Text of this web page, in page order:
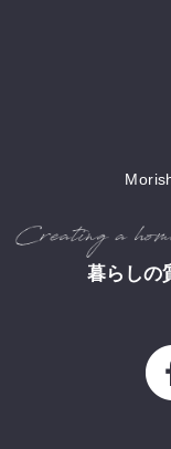
暮らしの